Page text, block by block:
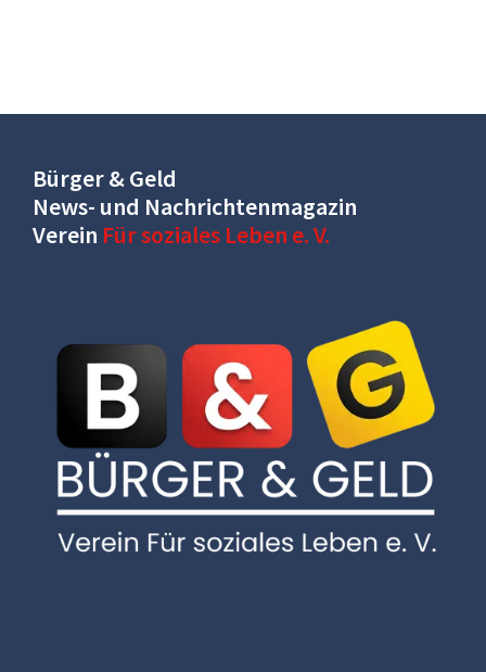
Bürger & Geld
News- und Nachrichtenmagazin
Verein Für soziales Leben e. V.